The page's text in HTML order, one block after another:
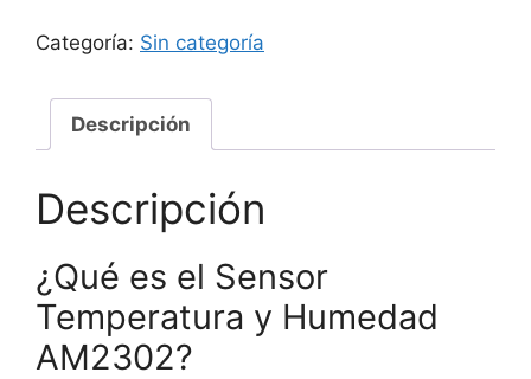
Humedad
cantidad
Categoría: Sin categoría
Descripción
Descripción
¿Qué es el Sensor
Temperatura y Humedad
AM2302?